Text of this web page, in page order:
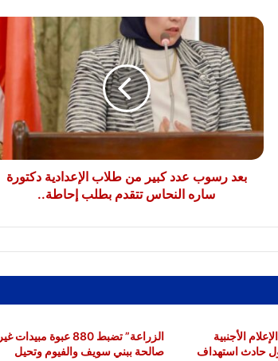
نقيب معلمين دير مو اس يتقدم بخالص
التهاني والشكر لفخامة الرئيس عبد الفتاح
السيسي رئيس الجمهورية
رئيس الوزراء للمصريين بالخارج: أنتم جزء
غالٍ من هذا الشعب العظيم الذي نتشرف
بالعمل من أجله
بعد
طلاب
الإعدادية
دكتورة
ساره
النحاس
إحاطة..
بعد رسوب عدد كبير من طلاب الإعدادية دكتورة
ساره النحاس تتقدم بطلب إحاطة..
الأجنبية
حادث استهداف
الزراعة” تضبط 880 عبوة مبيدات غير
صالحة ببني سويف والفيوم وتحيل